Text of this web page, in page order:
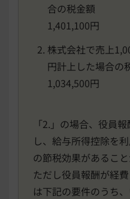
合の税金額
1,401,100円
株式会社で売上
円計上した場合の
1,034,500円
「2.」の場合、役員
し、給与所得控除を
の節税効果があること
ただし役員報酬が経
は下記の要件のうち